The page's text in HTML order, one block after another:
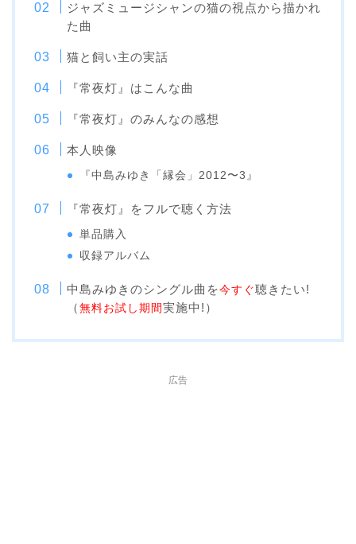
ジャズミュージシャンの猫の視点から描かれ
た曲
猫と飼い主の実話
『常夜灯』はこんな曲
『常夜灯』のみんなの感想
本人映像
『中島みゆき「縁会」2012〜3』
『常夜灯』をフルで聴く方法
単品購入
収録アルバム
中島みゆきのシングル曲を今すぐ聴きたい!
（無料お試し期間実施中!）
広告